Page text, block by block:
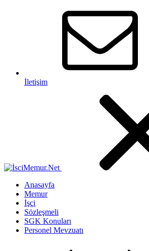
İletişim
Anasayfa
Memur
İşçi
Sözleşmeli
SGK Konuları
Personel Mevzuatı